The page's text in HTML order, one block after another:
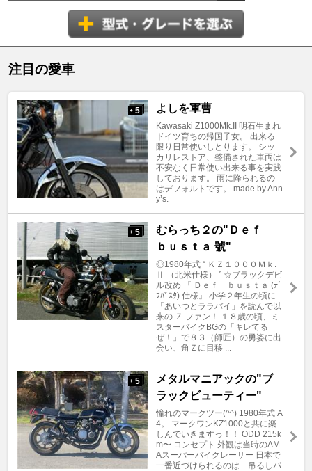
注目の愛車
+ 5 よしを軍曹
Kawasaki Z1000Mk.II 明石生まれ
ドイツ育ちの帰国子女。 出来る
限り日常使いしとります。 シッ
カリレストア、整備された車両は
不安なく日常使い出来る事を実践
しております。 雨に降られるの
はデフォルトです。 made by Ann
y’s.
+ 5
むらっち２の"Ｄｅｆ
ｂｕｓｔａ 號"
◎1980年式 “ ＫＺ１０００Ｍｋ.
Ⅱ （北米仕様） ” ☆ブラックデビ
ル改め 『 Ｄｅｆ ｂｕｓｔａ (ﾃﾞ
ﾌﾊﾞｽﾀ) 仕様』 小学２年生の頃に
「あいつとララバイ」を読んで以
来の Ｚ ファン！ １８歳の頃、ミ
スターバイクBGの「キレてる
ぜ！」で８３（師匠）の勇姿に出
会い、角Ｚに目移 ...
+ 5
メタルマニアックの"ブ
ラックビューティー"
憧れのマークツー(^^) 1980年式 A
4。 マークワンKZ1000と共に楽
しんでいきますっ！！ ODD 215k
m〜 コンセプト 外観は当時のAM
Aスーパーバイクレーサー 日本で
一番近づけられるのは... 吊るしパ